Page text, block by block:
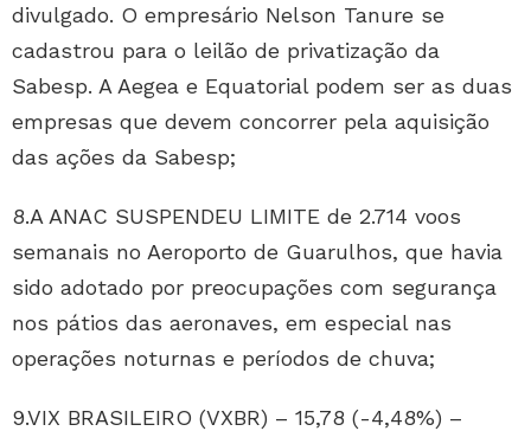
divulgado. O empresário Nelson Tanure se
cadastrou para o leilão de privatização da
Sabesp. A Aegea e Equatorial podem ser as duas
empresas que devem concorrer pela aquisição
das ações da Sabesp;
8.A ANAC SUSPENDEU LIMITE de 2.714 voos
semanais no Aeroporto de Guarulhos, que havia
sido adotado por preocupações com segurança
nos pátios das aeronaves, em especial nas
operações noturnas e períodos de chuva;
9.VIX BRASILEIRO (VXBR) – 15,78 (-4,48%) –